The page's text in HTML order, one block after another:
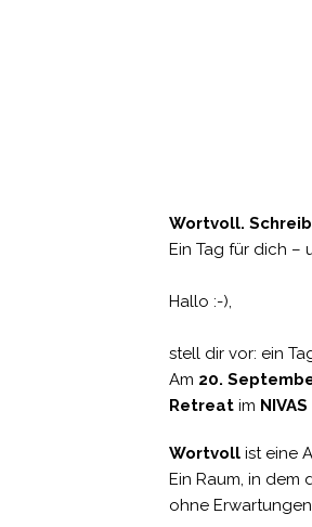
Wortvoll.
Ein Tag für dich –
Hallo :-),
stell dir vor: ein
Am 20.
Retreat im
Wortvoll ist eine
Ein Raum, in dem
ohne